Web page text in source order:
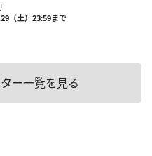
（土）23:59まで
ー一覧を見る